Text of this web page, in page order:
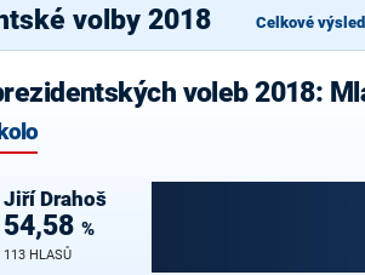
volby 2018 Celkové
voleb 2018:
Jiří Drahoš
54,58 %
113 HLASŮ